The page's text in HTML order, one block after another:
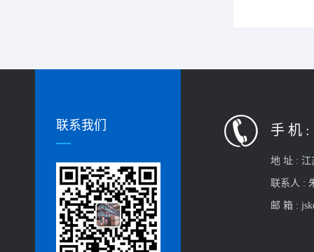
手 机 :
地 址 : 江
联系人 :
邮 箱 :
联系我们